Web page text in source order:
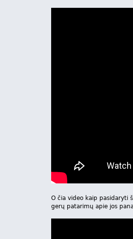
O čia video kaip pasidaryti
gerų patarimų apie jos